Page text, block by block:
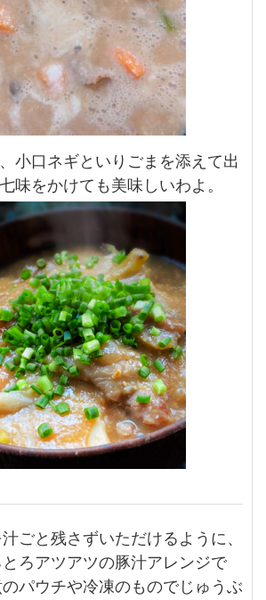
小口ネギといりごまを添えて出
味をかけても美味しいわよ。
ごと残さずいただけるように、
ろアツアツの豚汁アレンジで
パウチや冷凍のものでじゅうぶ